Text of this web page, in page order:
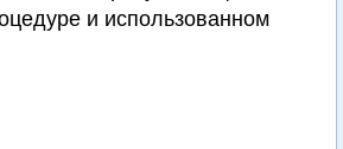
и использованном